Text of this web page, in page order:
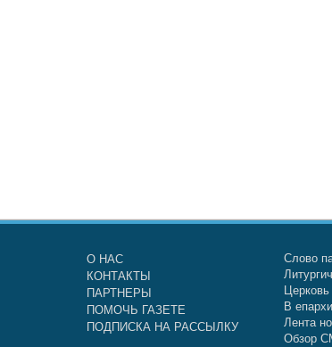
О НАС
КОНТАКТЫ
ПАРТНЕРЫ
ПОМОЧЬ ГАЗЕТЕ
ПОДПИСКА НА РАССЫЛКУ
Слово
В
Лента
Обзор